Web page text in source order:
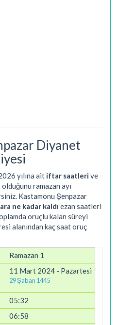
Diyanet
yılına ait iftar saatlerive
olduğunu ramazan ayı
Kastamonu Şenpazar
ne kadar kaldı ezan saatleri
oruçlu kalan süreyi
alanından kaç saat oruç
Ramazan 1
11 Mart 2024 - Pazartesi
29 Şaban 1445
05:32
06:58